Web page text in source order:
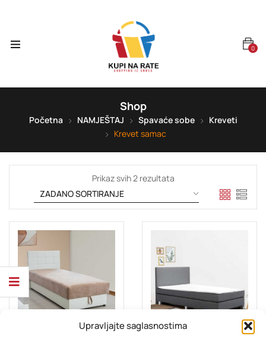
Upravljajte saglasnostima
0
Shop
Početna NAMJEŠTAJ Spavaće sobe
Kreveti
Krevet samac
Prikaz svih 2 rezultata